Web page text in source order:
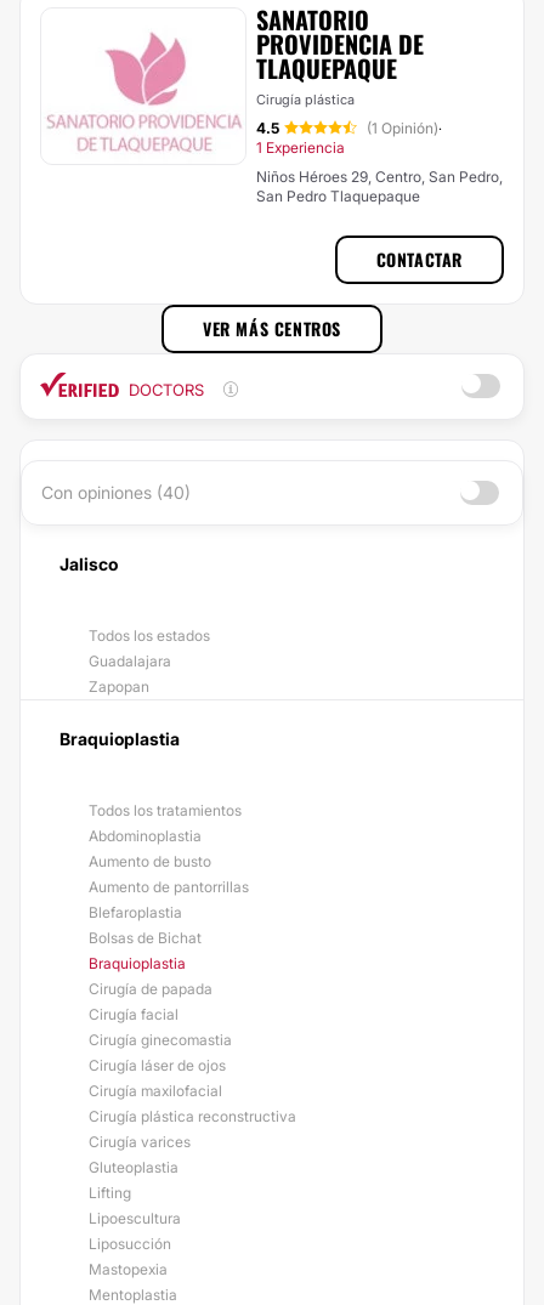
SANATORIO
PROVIDENCIA DE
TLAQUEPAQUE
Cirugía plástica
4.5 (1 Opinión)·
1 Experiencia
Niños Héroes 29, Centro, San Pedro,
San Pedro Tlaquepaque
CONTACTAR
VER MÁS CENTROS
DOCTORS
Con opiniones (40)
Jalisco
Todos los estados
Guadalajara
Zapopan
Braquioplastia
Todos los tratamientos
Abdominoplastia
Aumento de busto
Aumento de pantorrillas
Blefaroplastia
Bolsas de Bichat
Braquioplastia
Cirugía de papada
Cirugía facial
Cirugía ginecomastia
Cirugía láser de ojos
Cirugía maxilofacial
Cirugía plástica reconstructiva
Cirugía varices
Gluteoplastia
Lifting
Lipoescultura
Liposucción
Mastopexia
Mentoplastia